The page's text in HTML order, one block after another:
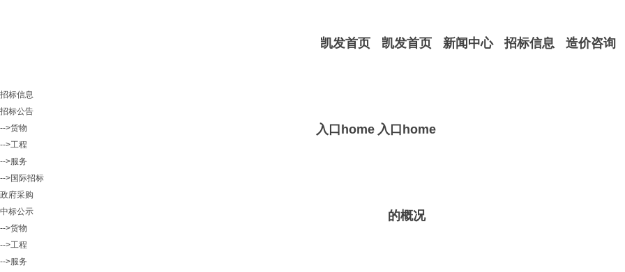
凯发首页
入口home
凯发首页
入口home
的概况
新闻中心 招标信息 造价咨询
招标信息
招标公告
-->货物
-->工程
-->服务
-->国际招标
政府采购
中标公示
-->货物
-->工程
-->服务